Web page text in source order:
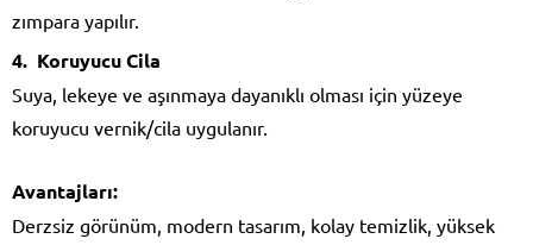
zımpara yapılır.
Koruyucu Cila
Suya, lekeye ve aşınmaya dayanıklı olması için yüzeye
koruyucu vernik/cila uygulanır.
Avantajları:
Derzsiz görünüm, modern tasarım, kolay temizlik, yüksek